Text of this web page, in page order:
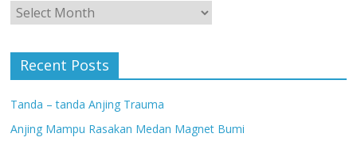
Archives
Recent Posts
Tanda – tanda Anjing Trauma
Anjing Mampu Rasakan Medan Magnet Bumi